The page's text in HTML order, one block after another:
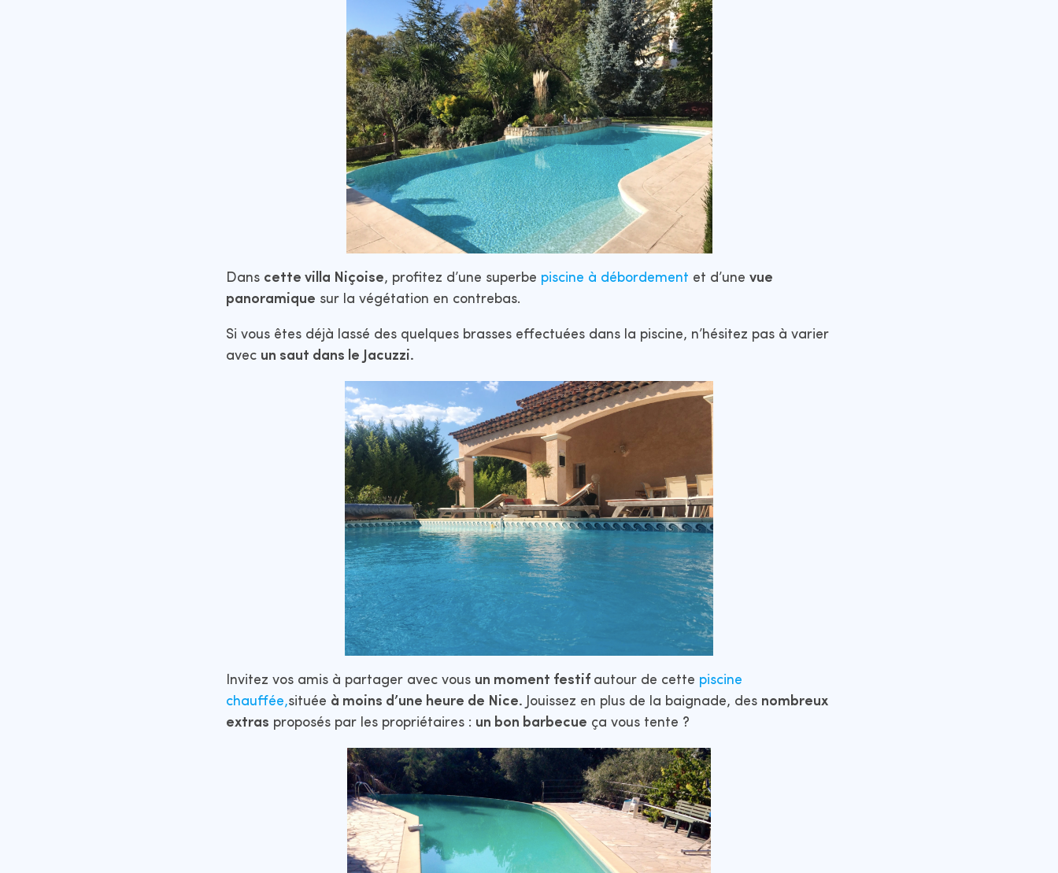
Dans cette villa Niçoise, profitez d’une superbe piscine à débordement et d’une vue
panoramique sur la végétation en contrebas.
Si vous êtes déjà lassé des quelques brasses effectuées dans la piscine, n’hésitez pas à varier
avec un saut dans le Jacuzzi.
Invitez vos amis à partager avec vous un moment festif autour de cette piscine
chauffée,située à moins d’une heure de Nice. Jouissez en plus de la baignade, des nombreux
extras proposés par les propriétaires : un bon barbecue ça vous tente ?